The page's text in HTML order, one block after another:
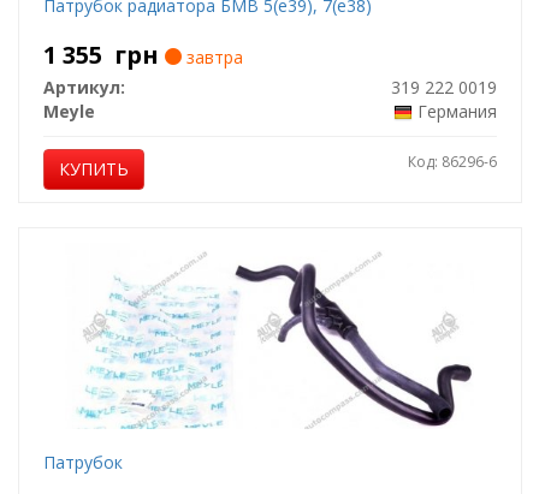
Патрубок радиатора БМВ 5(е39), 7(е38)
1 355 грн
завтра
Артикул:
319 222 0019
Meyle
Германия
КУПИТЬ Код: 86296-6
Патрубок